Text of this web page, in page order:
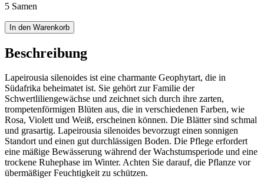
5 Samen
In den Warenkorb
Beschreibung
Lapeirousia silenoides ist eine charmante Geophytart, die in
Südafrika beheimatet ist. Sie gehört zur Familie der
Schwertliliengewächse und zeichnet sich durch ihre zarten,
trompetenförmigen Blüten aus, die in verschiedenen Farben, wie
Rosa, Violett und Weiß, erscheinen können. Die Blätter sind schmal
und grasartig. Lapeirousia silenoides bevorzugt einen sonnigen
Standort und einen gut durchlässigen Boden. Die Pflege erfordert
eine mäßige Bewässerung während der Wachstumsperiode und eine
trockene Ruhephase im Winter. Achten Sie darauf, die Pflanze vor
übermäßiger Feuchtigkeit zu schützen.